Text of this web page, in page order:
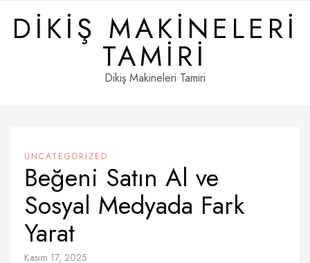
contentDIKIŞ MAKINELERI
TAMIRI
Dikiş Makineleri Tamiri
UNCATEGORIZED
Beğeni Satın Al ve
Sosyal Medyada Fark
Yarat
Kasım 17, 2025